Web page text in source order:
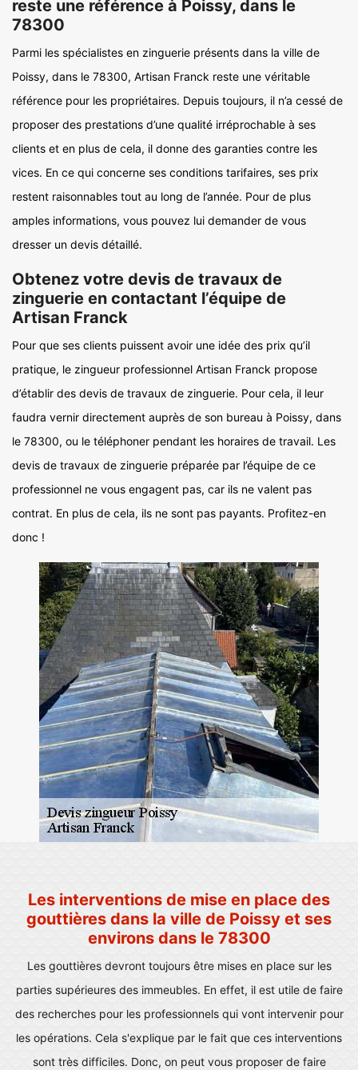
reste une référence à Poissy, dans le
78300
Parmi les spécialistes en zinguerie présents dans la ville de
Poissy, dans le 78300, Artisan Franck reste une véritable
référence pour les propriétaires. Depuis toujours, il n’a cessé de
proposer des prestations d’une qualité irréprochable à ses
clients et en plus de cela, il donne des garanties contre les
vices. En ce qui concerne ses conditions tarifaires, ses prix
restent raisonnables tout au long de l’année. Pour de plus
amples informations, vous pouvez lui demander de vous
dresser un devis détaillé.
Obtenez votre devis de travaux de
zinguerie en contactant l’équipe de
Artisan Franck
Pour que ses clients puissent avoir une idée des prix qu’il
pratique, le zingueur professionnel Artisan Franck propose
d’établir des devis de travaux de zinguerie. Pour cela, il leur
faudra vernir directement auprès de son bureau à Poissy, dans
le 78300, ou le téléphoner pendant les horaires de travail. Les
devis de travaux de zinguerie préparée par l’équipe de ce
professionnel ne vous engagent pas, car ils ne valent pas
contrat. En plus de cela, ils ne sont pas payants. Profitez-en
donc !
Les interventions de mise en place des
gouttières dans la ville de Poissy et ses
environs dans le 78300
Les gouttières devront toujours être mises en place sur les
parties supérieures des immeubles. En effet, il est utile de faire
des recherches pour les professionnels qui vont intervenir pour
les opérations. Cela s'explique par le fait que ces interventions
sont très difficiles. Donc, on peut vous proposer de faire